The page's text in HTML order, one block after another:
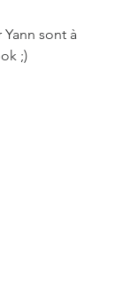
Yann sont à
;)